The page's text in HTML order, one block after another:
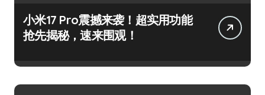
小米17 Pro震撼来袭！超实用功能
抢先揭秘，速来围观！